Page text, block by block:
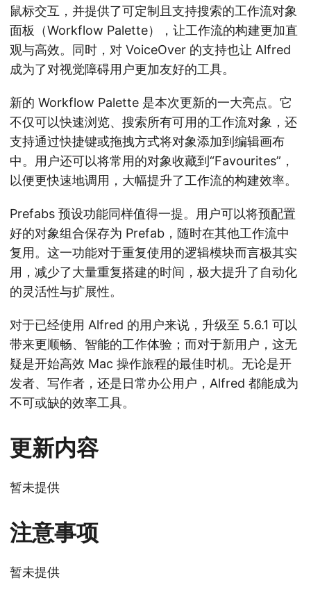
鼠标交互，并提供了可定制且支持搜索的工作流对象
面板（Workflow Palette），让工作流的构建更加直
观与高效。同时，对 VoiceOver 的支持也让 Alfred
成为了对视觉障碍用户更加友好的工具。
新的 Workflow Palette 是本次更新的一大亮点。它
不仅可以快速浏览、搜索所有可用的工作流对象，还
支持通过快捷键或拖拽方式将对象添加到编辑画布
中。用户还可以将常用的对象收藏到“Favourites”，
以便更快速地调用，大幅提升了工作流的构建效率。
Prefabs 预设功能同样值得一提。用户可以将预配置
好的对象组合保存为 Prefab，随时在其他工作流中
复用。这一功能对于重复使用的逻辑模块而言极其实
用，减少了大量重复搭建的时间，极大提升了自动化
的灵活性与扩展性。
对于已经使用 Alfred 的用户来说，升级至 5.6.1 可以
带来更顺畅、智能的工作体验；而对于新用户，这无
疑是开始高效 Mac 操作旅程的最佳时机。无论是开
发者、写作者，还是日常办公用户，Alfred 都能成为
不可或缺的效率工具。
更新内容
暂未提供
注意事项
暂未提供